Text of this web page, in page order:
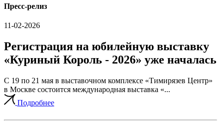
Пресс-релиз
11-02-2026
Регистрация на юбилейную выставку
«Куриный Король - 2026» уже началась
С 19 по 21 мая в выставочном комплексе «Тимирязев Центр»
в Москве состоится международная выставка «...
Подробнее